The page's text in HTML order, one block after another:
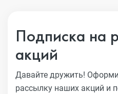
Подписка на
акций
Давайте дружить!
рассылку наших акций и